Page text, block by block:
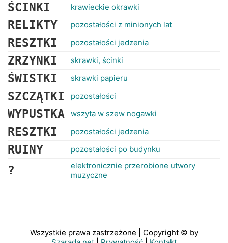
ŚCINKI krawieckie okrawki
RELIKTY pozostałości z minionych lat
RESZTKI pozostałości jedzenia
ZRZYNKI skrawki, ścinki
ŚWISTKI skrawki papieru
SZCZĄTKI pozostałości
WYPUSTKA wszyta w szew nogawki
RESZTKI pozostałości jedzenia
RUINY pozostałości po budynku
?
elektronicznie przerobione utwory
muzyczne
Wszystkie prawa zastrzeżone | Copyright © by